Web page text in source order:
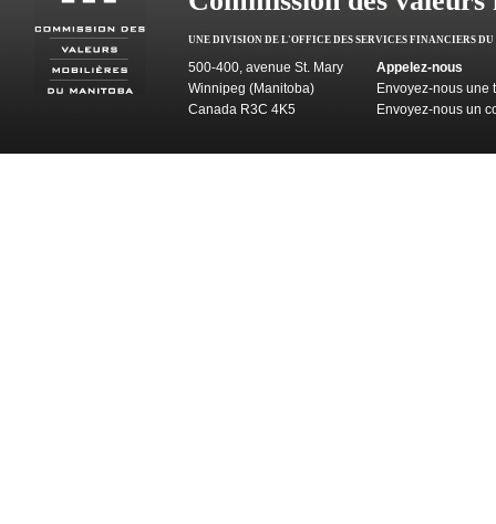
UNE DIVISION DE L'OFFICE DES SERVICES FINANCIERS
500-400, avenue St. Mary
Winnipeg (Manitoba)
Canada R3C 4K5
Appelez-nous
Envoyez-nous une
Envoyez-nous un